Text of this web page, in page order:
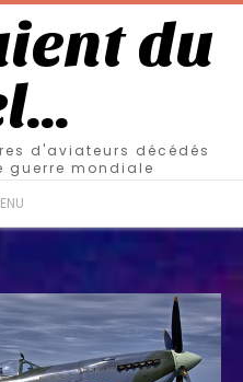
du
d'aviateurs décédés
guerre mondiale